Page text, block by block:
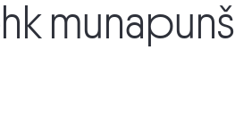
munapunš